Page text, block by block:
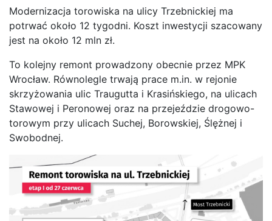
Modernizacja torowiska na ulicy Trzebnickiej ma
potrwać około 12 tygodni. Koszt inwestycji szacowany
jest na około 12 mln zł.
To kolejny remont prowadzony obecnie przez MPK
Wrocław. Równolegle trwają prace m.in. w rejonie
skrzyżowania ulic Traugutta i Krasińskiego, na ulicach
Stawowej i Peronowej oraz na przejeździe drogowo-
torowym przy ulicach Suchej, Borowskiej, Ślężnej i
Swobodnej.